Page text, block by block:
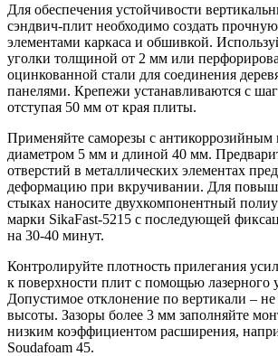
Для обеспечения устойчивости
сэндвич-плит необходимо создать
элементами каркаса и обшивкой.
уголки толщиной от 2 мм или
оцинкованной стали для соединения
панелями. Крепежи устанавливаются с
отступая 50 мм от края плиты.
Применяйте саморезы с
диаметром 5 мм и длиной 40 мм.
отверстий в металлических элементах
деформацию при вкручивании. Для
стыках наносите двухкомпонентный
марки SikaFast-5215 с последующей
на 30-40 минут.
Контролируйте плотность прилегания
к поверхности плит с помощью лазерного
Допустимое отклонение по вертикали –
высоты. Зазоры более 3 мм заполняйте
низким коэффициентом расширения,
Soudafoam 45.